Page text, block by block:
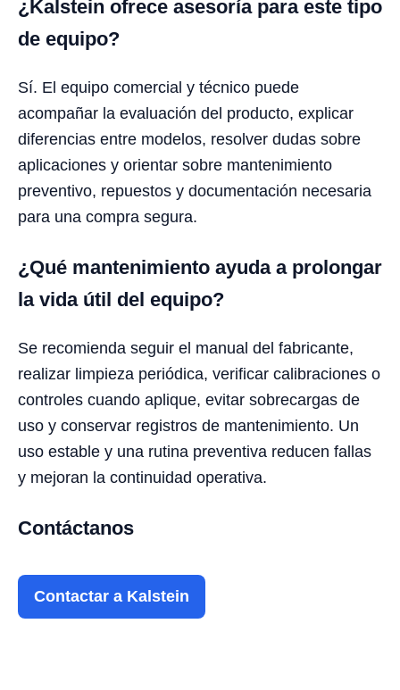
¿Kalstein ofrece asesoría para este tipo
de equipo?
Sí. El equipo comercial y técnico puede
acompañar la evaluación del producto, explicar
diferencias entre modelos, resolver dudas sobre
aplicaciones y orientar sobre mantenimiento
preventivo, repuestos y documentación necesaria
para una compra segura.
¿Qué mantenimiento ayuda a prolongar
la vida útil del equipo?
Se recomienda seguir el manual del fabricante,
realizar limpieza periódica, verificar calibraciones o
controles cuando aplique, evitar sobrecargas de
uso y conservar registros de mantenimiento. Un
uso estable y una rutina preventiva reducen fallas
y mejoran la continuidad operativa.
Contáctanos
Contactar a Kalstein